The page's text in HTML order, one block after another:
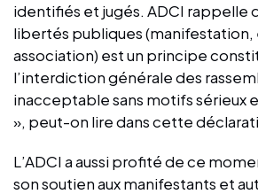
identifiés et jugés. ⁠ADCI rappelle
libertés publiques (manifestation,
association) est un principe
l’interdiction générale des
inacceptable sans motifs sérieux
», peut-on lire dans cette
L’ADCI a aussi profité de ce
son soutien aux manifestants et